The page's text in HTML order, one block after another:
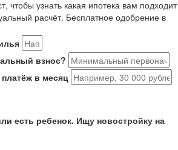
чтобы узнать какая ипотека вам подходит
расчёт. Бесплатное одобрение в
взнос?
в месяц
есть ребенок. Ищу новостройку на